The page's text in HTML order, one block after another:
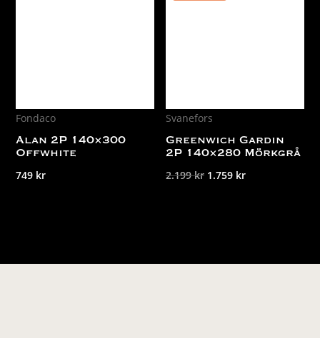
Fondaco
Alan 2P 140×300
Offwhite
749 kr
Svanefors
Greenwich Gardin
2P 140×280 Mörkgrå
2.199kr Det
1.759 krDet